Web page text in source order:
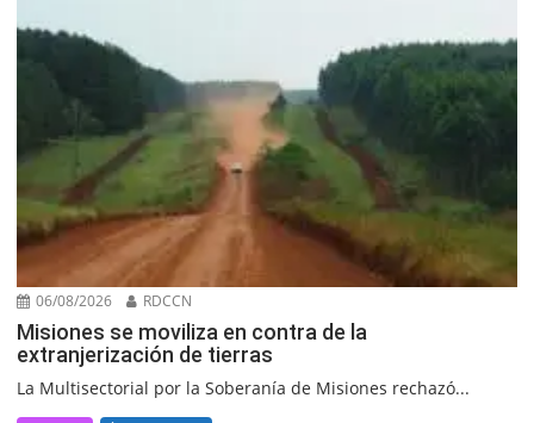
06/08/2026 RDCCN
Misiones se moviliza en contra de la
extranjerización de tierras
La Multisectorial por la Soberanía de Misiones rechazó...